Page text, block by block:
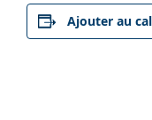
Ajouter au